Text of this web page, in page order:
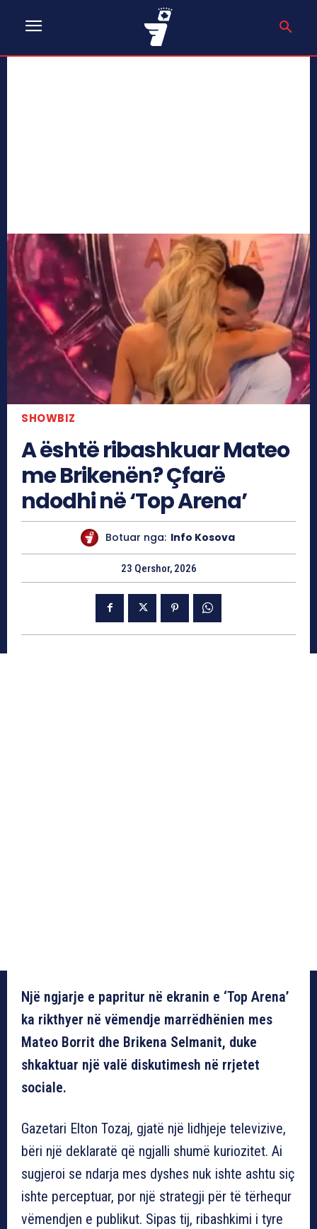
SHOWBIZ
A është ribashkuar Mateo
me Brikenën? Çfarë
ndodhi në ‘Top Arena’
Botuar nga: Info Kosova
23 Qershor, 2026
Një ngjarje e papritur në ekranin e ‘Top Arena’
ka rikthyer në vëmendje marrëdhënien mes
Mateo Borrit dhe Brikena Selmanit, duke
shkaktuar një valë diskutimesh në rrjetet
sociale.
Gazetari Elton Tozaj, gjatë një lidhjeje televizive,
bëri një deklaratë që ngjalli shumë kuriozitet. Ai
sugjeroi se ndarja mes dyshes nuk ishte ashtu siç
ishte perceptuar, por një strategji për të tërhequr
vëmendjen e publikut. Sipas tij, ribashkimi i tyre